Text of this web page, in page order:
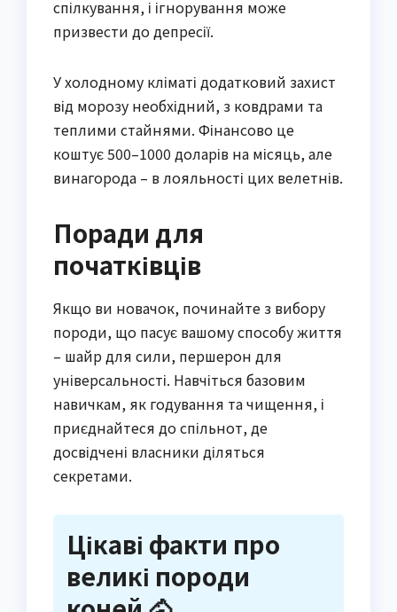
спілкування, і ігнорування може
призвести до депресії.
У холодному кліматі додатковий захист
від морозу необхідний, з ковдрами та
теплими стайнями. Фінансово це
коштує 500–1000 доларів на місяць, але
винагорода – в лояльності цих велетнів.
Поради для
початківців
Якщо ви новачок, починайте з вибору
породи, що пасує вашому способу життя
– шайр для сили, першерон для
універсальності. Навчіться базовим
навичкам, як годування та чищення, і
приєднайтеся до спільнот, де
досвідчені власники діляться
секретами.
Цікаві факти про
великі породи